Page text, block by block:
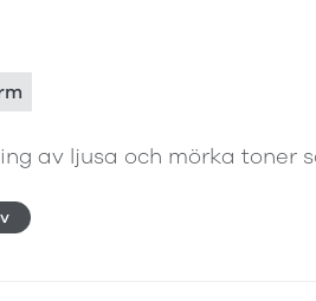
av ljusa och mörka toner